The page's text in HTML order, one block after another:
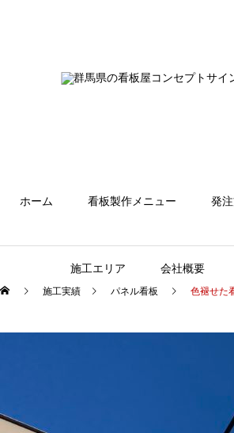
ホーム 看板製作メニュー 発
施工エリア 会社概要
施工実績 パネル看板 色褪せ